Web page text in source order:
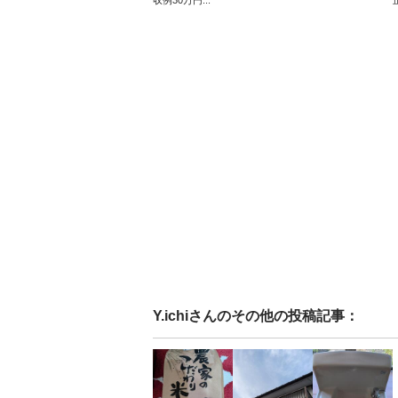
Y.ichiさんのその他の投稿記事：